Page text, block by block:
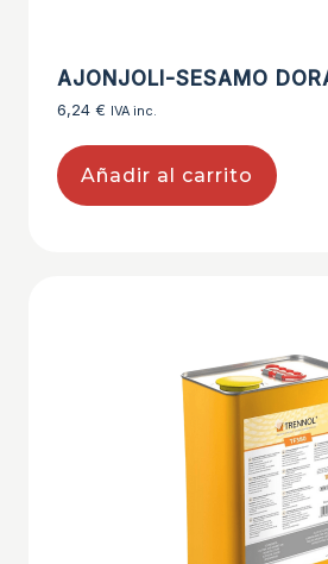
AJONJOLI-SESAMO
6,24 € IVA inc.
Añadir al carrito